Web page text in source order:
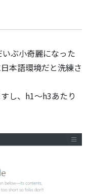
ぶ小奇麗になった
本語環境だと洗練さ
し、h1～h3あたり